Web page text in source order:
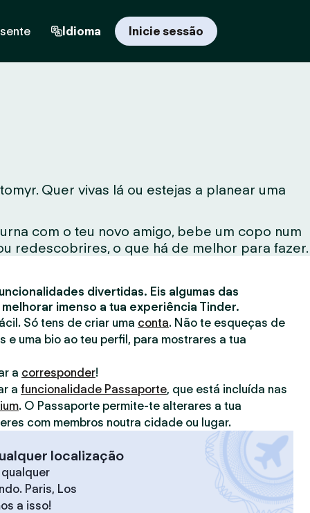
Idioma Inicie sessão
Quer vivas lá ou estejas a planear uma
com o teu novo amigo, bebe um copo num
redescobrires, o que há de melhor para fazer.
divertidas. Eis algumas das
imenso a tua experiência Tinder.
Só tens de criar uma conta. Não te esqueças de
e uma bio ao teu perfil, para mostrares a tua
a corresponder!
a funcionalidade Passaporte, que está incluída nas
. O Passaporte permite-te alterares a tua
com membros noutra cidade ou lugar.
localização
Paris, Los
a isso!